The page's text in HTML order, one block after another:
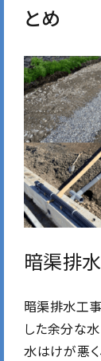
とめ
暗渠排
暗渠排水工
した余分な水
水はけが悪